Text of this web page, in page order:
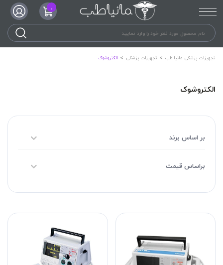
0
تجهیزات پزشکی مانیا طب تجهیزات پزشکی الکتروشوک
الکتروشوک
بر اساس برند
براساس قیمت